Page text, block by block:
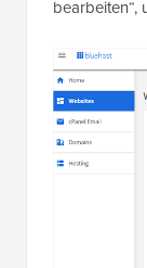
bearbeiten“,